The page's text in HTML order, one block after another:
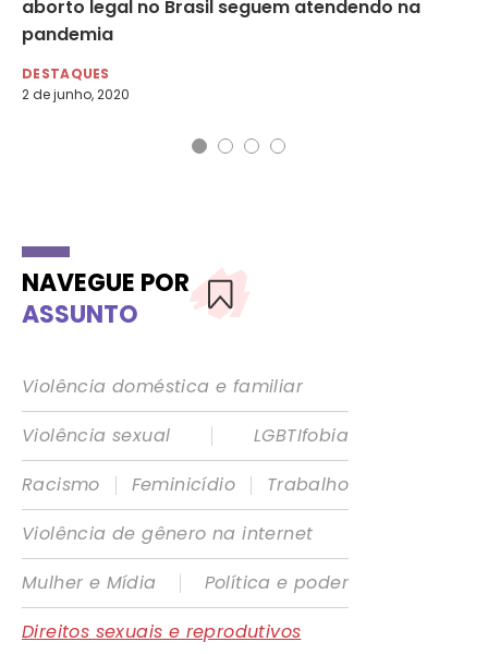
aborto legal no Brasil seguem atendendo na
pandemia
DESTAQUES
2 de junho, 2020
NAVEGUE POR
ASSUNTO
Violência doméstica e familiar
Violência sexual
|
LGBTIfobia
Racismo
| Feminicídio |
Trabalho
Violência de gênero na internet
Mulher e Mídia
|
Política e poder
Direitos sexuais e reprodutivos